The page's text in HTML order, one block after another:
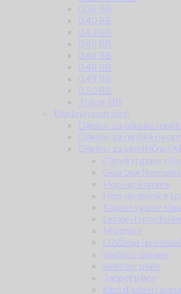
0.36 BB
0.40 BB
0.43 BB
0.45 BB
0.46 BB
0.48 BB
0.49 BB
0.50 BB
Tracer BB
Dijelovi unutrašnji
Dijelovi za plinske
Dijelovi za replike na
Dijelovi za električne
Cilindri i glave
Gearbox
Hop-up komore
Hop-up gumice i
Klipovi i glave
Ležajevi i podloške
Mlaznice
Ožičenja i
Vodilice opruge
Selector plate
Tappet plate
Sitni dijelovi i